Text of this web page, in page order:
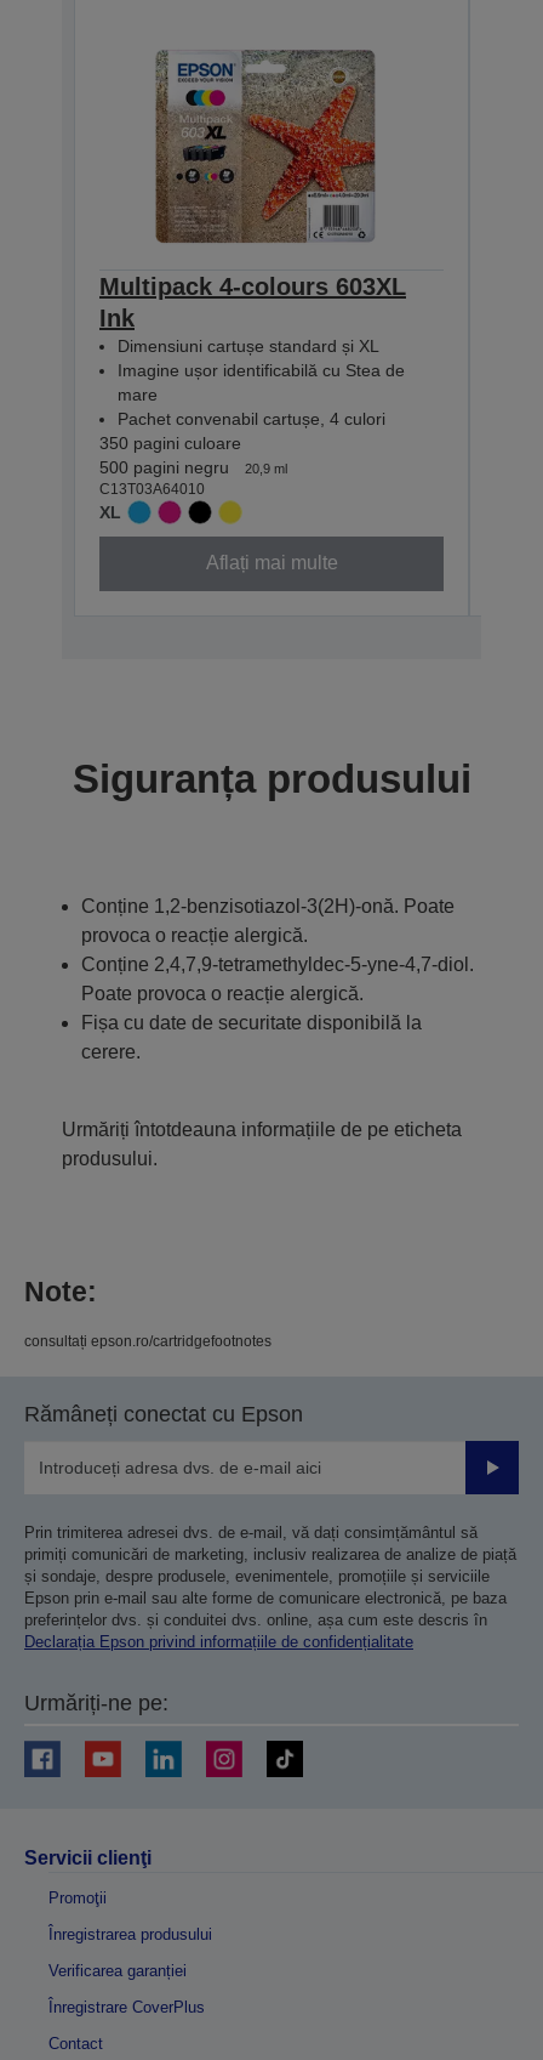
Multipack 4-colours 603XL
Ink
Dimensiuni cartușe standard și XL
Imagine ușor identificabilă cu Stea de
mare
Pachet convenabil cartușe, 4 culori
350 pagini culoare
500 pagini negru
20,9 ml
C13T03A64010
XL
Aflați mai multe
Siguranța produsului
Conține 1,2-benzisotiazol-3(2H)-onă. Poate
provoca o reacție alergică.
Conține 2,4,7,9-tetramethyldec-5-yne-4,7-diol.
Poate provoca o reacție alergică.
Fișa cu date de securitate disponibilă la
cerere.
Urmăriți întotdeauna informațiile de pe eticheta
produsului.
Note:
consultați epson.ro/cartridgefootnotes
Rămâneți conectat cu Epson
Prin trimiterea adresei dvs. de e-mail, vă dați consimțământul să
primiți comunicări de marketing, inclusiv realizarea de analize de piață
și sondaje, despre produsele, evenimentele, promoțiile și serviciile
Epson prin e-mail sau alte forme de comunicare electronică, pe baza
preferințelor dvs. și conduitei dvs. online, așa cum este descris în
Declarația Epson privind informațiile de confidențialitate
Urmăriți-ne pe:
Servicii clienţi
Promoţii
Înregistrarea produsului
Verificarea garanției
Înregistrare CoverPlus
Contact